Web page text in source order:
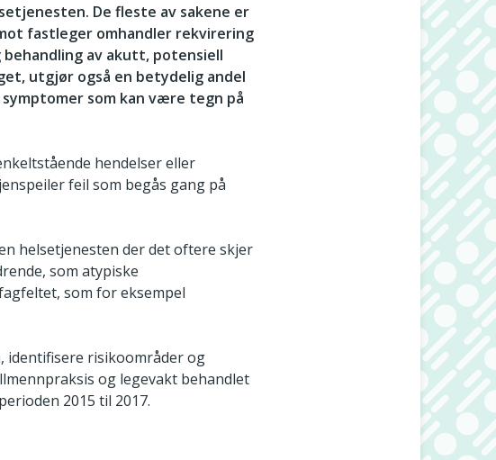
De fleste av sakene er
fastleger omhandler rekvirering
av akutt, potensiell
utgjør også en betydelig andel
som kan være tegn på
hendelser eller
feil som begås gang på
helsetjenesten der det oftere skjer
som atypiske
som for eksempel
identifisere risikoområder og
og legevakt behandlet
2015 til 2017.